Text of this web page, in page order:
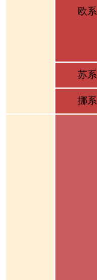
欧系
苏系
挪系